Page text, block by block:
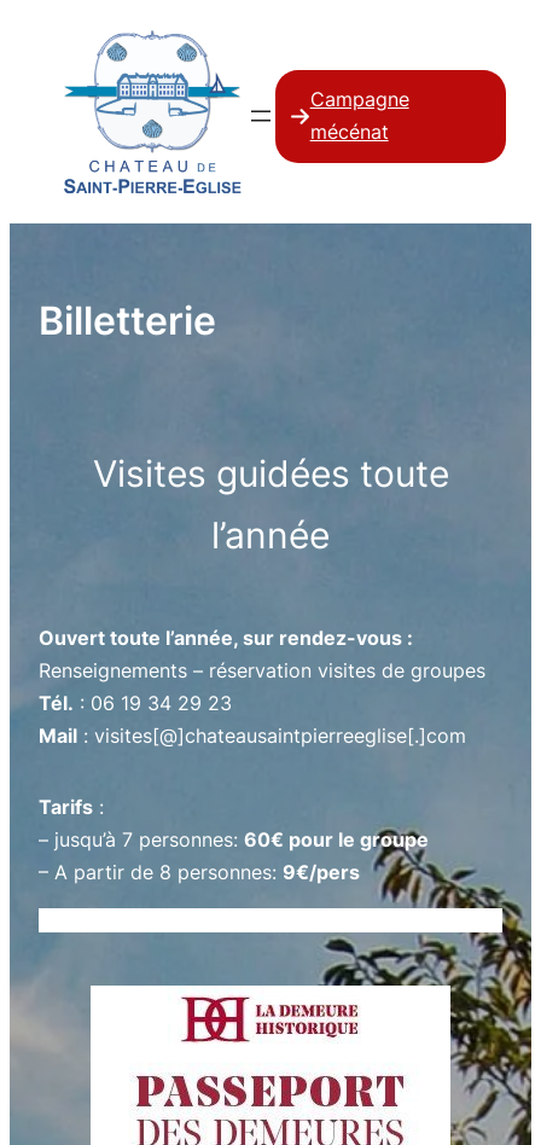
Campagne
mécénat
Billetterie
Visites guidées toute
l’année
Ouvert toute l’année, sur rendez-vous :
Renseignements – réservation visites de groupes
Tél. : 06 19 34 29 23
Mail : visites[@]chateausaintpierreeglise[.]com
Tarifs :
– jusqu’à 7 personnes: 60€ pour le groupe
– A partir de 8 personnes: 9€/pers